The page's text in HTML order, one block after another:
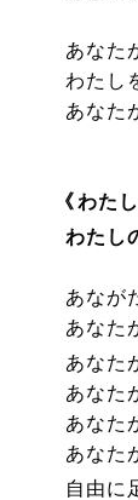
あなた
わたし
あなた
《わた
わたし
あなが
あなた
あなた
あなた
あなた
あなた
自由に